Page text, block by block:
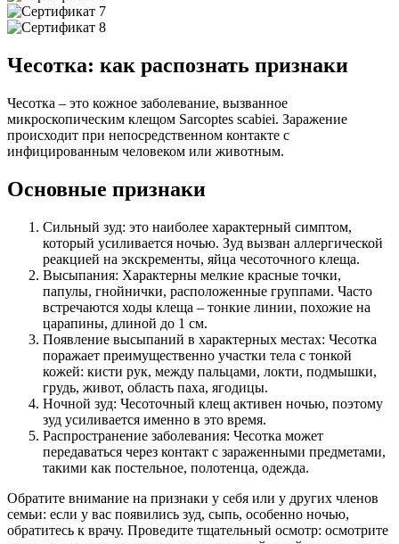
Чесотка: как распознать признаки
Чесотка – это кожное заболевание, вызванное
микроскопическим клещом Sarcoptes scabiei. Заражение
происходит при непосредственном контакте с
инфицированным человеком или животным.
Основные признаки
Сильный зуд: это наиболее характерный симптом,
который усиливается ночью. Зуд вызван аллергической
реакцией на экскременты, яйца чесоточного клеща.
Высыпания: Характерны мелкие красные точки,
папулы, гнойнички, расположенные группами. Часто
встречаются ходы клеща – тонкие линии, похожие на
царапины, длиной до 1 см.
Появление высыпаний в характерных местах: Чесотка
поражает преимущественно участки тела с тонкой
кожей: кисти рук, между пальцами, локти, подмышки,
грудь, живот, область паха, ягодицы.
Ночной зуд: Чесоточный клещ активен ночью, поэтому
зуд усиливается именно в это время.
Распространение заболевания: Чесотка может
передаваться через контакт с зараженными предметами,
такими как постельное, полотенца, одежда.
Обратите внимание на признаки у себя или у других членов
семьи: если у вас появились зуд, сыпь, особенно ночью,
обратитесь к врачу. Проведите тщательный осмотр: осмотрите